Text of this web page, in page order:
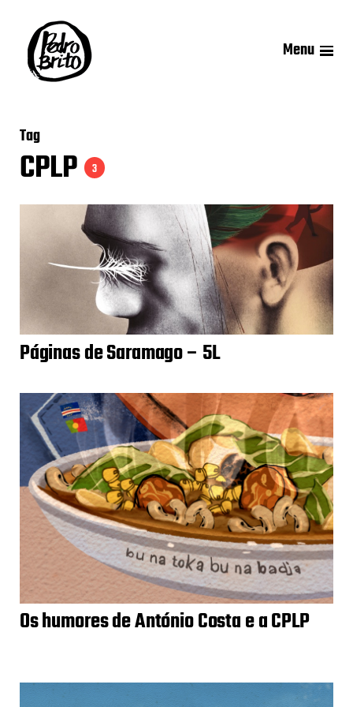
Menu
Tag
CPLP 3
Páginas de Saramago – 5L
Os humores de António Costa e a CPLP